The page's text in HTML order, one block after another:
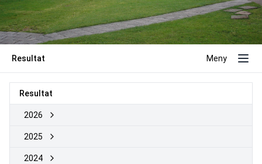
Resultat Meny
Resultat
2026
2025
2024